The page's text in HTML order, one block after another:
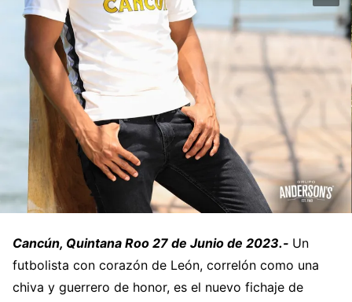
Cancún, Quintana Roo 27 de Junio de 2023.- Un
futbolista con corazón de León, correlón como una
chiva y guerrero de honor, es el nuevo fichaje de